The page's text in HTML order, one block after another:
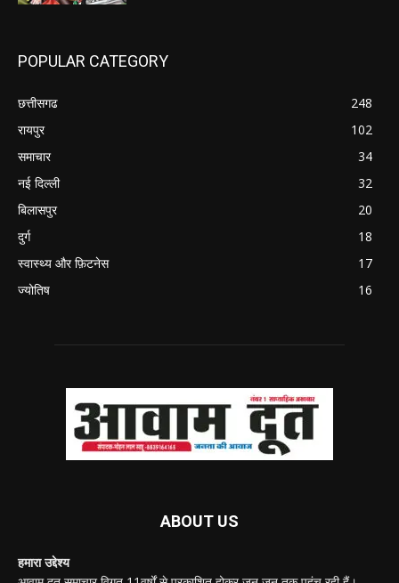
POPULAR CATEGORY
छत्तीसगढ
248
रायपुर
102
समाचार
34
नई दिल्ली
32
बिलासपुर
20
दुर्ग
18
स्वास्थ्य और फ़िटनेस
17
ज्योतिष
16
ABOUT US
हमारा उद्देश्य